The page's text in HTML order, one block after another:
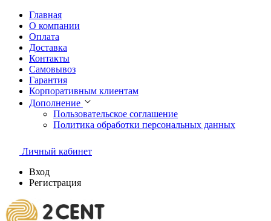
Главная
О компании
Оплата
Доставка
Контакты
Самовывоз
Гарантия
Корпоративным клиентам
Дополнение
Пользовательское соглашение
Политика обработки персональных данных
Личный кабинет
Вход
Регистрация